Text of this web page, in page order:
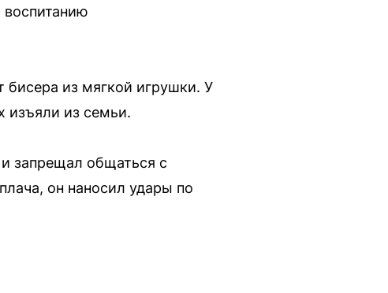
воспитанию
бисера из мягкой игрушки. У
изъяли из семьи.
запрещал общаться с
он наносил удары по